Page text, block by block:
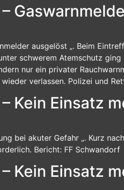
ausgelöst „. Beim
schwerem Atemschutz
nur ein privater
verlassen. Polizei und
Kein Einsatz
bei akuter Gefahr „. Kurz
Bericht: FF Schwandorf
Kein Einsatz